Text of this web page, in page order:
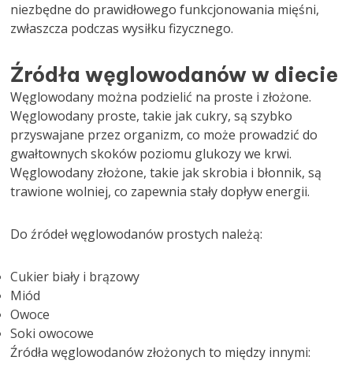
niezbędne do prawidłowego funkcjonowania mięśni,
zwłaszcza podczas wysiłku fizycznego.
Źródła węglowodanów w diecie
Węglowodany można podzielić na proste i złożone.
Węglowodany proste, takie jak cukry, są szybko
przyswajane przez organizm, co może prowadzić do
gwałtownych skoków poziomu glukozy we krwi.
Węglowodany złożone, takie jak skrobia i błonnik, są
trawione wolniej, co zapewnia stały dopływ energii.
Do źródeł węglowodanów prostych należą:
Cukier biały i brązowy
Miód
Owoce
Soki owocowe
Źródła węglowodanów złożonych to między innymi: